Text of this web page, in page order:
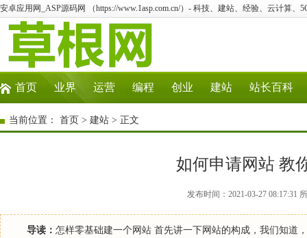
安卓应用网_ASP源码网 （https://www.1asp.com.cn/）- 科技、建站、经验、云计算、
首页 业界 运营 编程 创业 建站 站长百科
当前位置： 首页 > 建站 > 正文
如何申请网站 教
发布时间：2021-03-27 08:17:31
导读： 怎样零基础建一个网站 首先讲一下网站的构成，我们知道